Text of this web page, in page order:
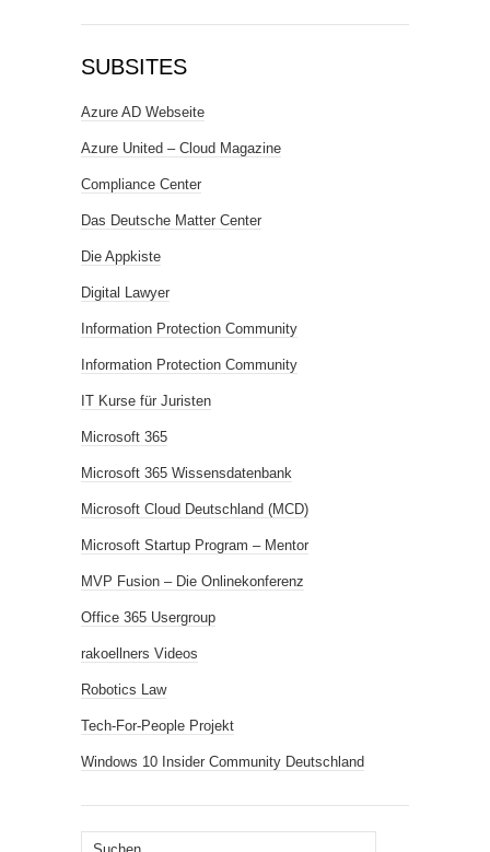
SUBSITES
Azure AD Webseite
Azure United – Cloud Magazine
Compliance Center
Das Deutsche Matter Center
Die Appkiste
Digital Lawyer
Information Protection Community
Information Protection Community
IT Kurse für Juristen
Microsoft 365
Microsoft 365 Wissensdatenbank
Microsoft Cloud Deutschland (MCD)
Microsoft Startup Program – Mentor
MVP Fusion – Die Onlinekonferenz
Office 365 Usergroup
rakoellners Videos
Robotics Law
Tech-For-People Projekt
Windows 10 Insider Community Deutschland
Suchen